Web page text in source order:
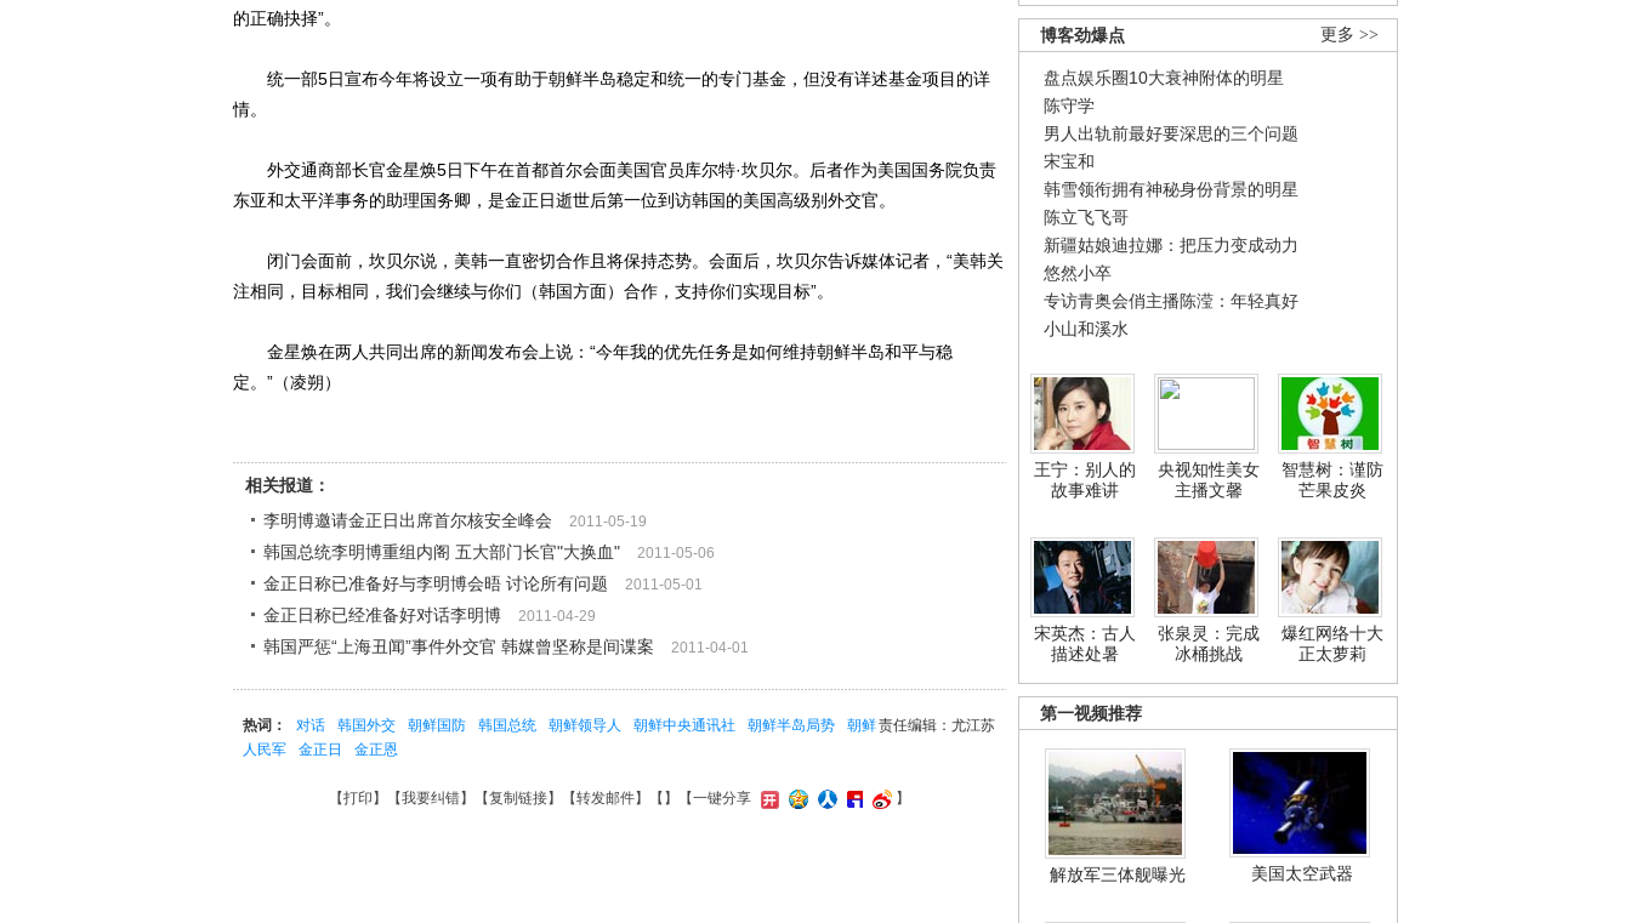
更多 >>
博客劲爆点
盘点娱乐圈10大衰神附体的明星
陈守学
男人出轨前最好要深思的三个问题
宋宝和
韩雪领衔拥有神秘身份背景的明星
陈立飞飞哥
新疆姑娘迪拉娜：把压力变成动力
悠然小卒
专访青奥会俏主播陈滢：年轻真好
小山和溪水
王宁：别人的
故事难讲
央视知性美女
主播文馨
智慧树：谨防
芒果皮炎
宋英杰：古人
描述处暑
张泉灵：完成
冰桶挑战
爆红网络十大
正太萝莉
第一视频推荐
解放军三体舰曝光 美国太空武器
的正确抉择”。
统一部5日宣布今年将设立一项有助于朝鲜半岛稳定和统一的专门基金，但没有详述基金项目的详
情。
外交通商部长官金星焕5日下午在首都首尔会面美国官员库尔特·坎贝尔。后者作为美国国务院负责
东亚和太平洋事务的助理国务卿，是金正日逝世后第一位到访韩国的美国高级别外交官。
闭门会面前，坎贝尔说，美韩一直密切合作且将保持态势。会面后，坎贝尔告诉媒体记者，“美韩关
注相同，目标相同，我们会继续与你们（韩国方面）合作，支持你们实现目标”。
金星焕在两人共同出席的新闻发布会上说：“今年我的优先任务是如何维持朝鲜半岛和平与稳
定。”（凌朔）
相关报道：
李明博邀请金正日出席首尔核安全峰会
2011-05-19
韩国总统李明博重组内阁 五大部门长官"大换血" 2011-05-06
金正日称已准备好与李明博会晤 讨论所有问题 2011-05-01
金正日称已经准备好对话李明博 2011-04-29
韩国严惩“上海丑闻”事件外交官 韩媒曾坚称是间谍案 2011-04-01
责任编辑：尤江苏
热词： 对话 韩国外交 朝鲜国防 韩国总统 朝鲜领导人 朝鲜中央通讯社 朝鲜半岛局势
朝鲜
人民军
金正日 金正恩
【打印 】【我要纠错】【复制链接】【转发邮件】【 】 【一键分享 】